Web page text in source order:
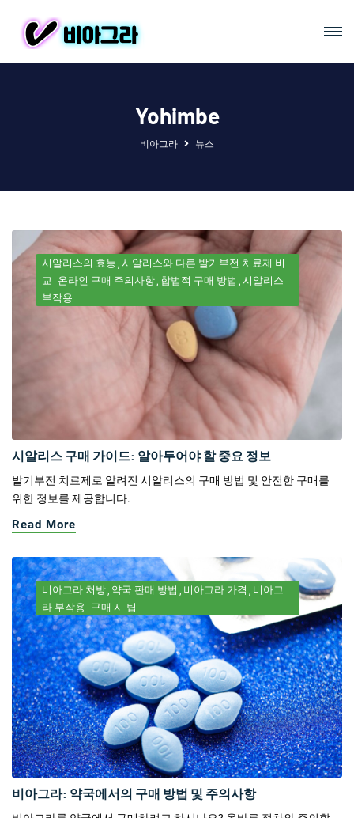
Yohimbe
비아그라 뉴스
시알리스의 효능 시알리스와 다른 발기부전 치료제 비
교 온라인 구매 주의사항 합법적 구매 방법 시알리스
부작용
시알리스 구매 가이드: 알아두어야 할 중요 정보
발기부전 치료제로 알려진 시알리스의 구매 방법 및 안전한 구매를
위한 정보를 제공합니다.
Read More
비아그라 처방 약국 판매 방법 비아그라 가격
비아그
라 부작용 구매 시 팁
비아그라: 약국에서의 구매 방법 및 주의사항